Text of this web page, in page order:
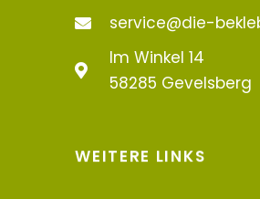
service@die-
Im Winkel 14
58285 Gevelsberg
WEITERE LINKS